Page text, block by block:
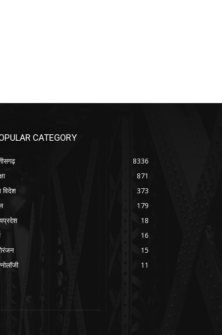
CATEGORY
8336
871
विदेश
373
179
18
16
15
11